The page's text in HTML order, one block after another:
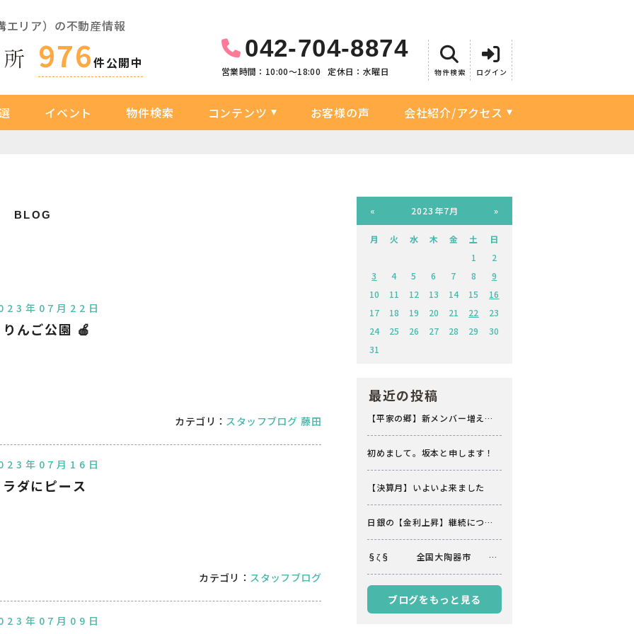
エリア）の不動産情報
976件公開中
042-704-8874
営業時間：10:00〜18:00 定休日：水曜日 物件検索 ログイン
イベント 物件検索 コンテンツ お客様の声 会社紹介/アクセス
BLOG
年07月22日
んご公園 🍎
カテゴリ： スタッフブログ 藤田
年07月16日
ダにピース
カテゴリ： スタッフブログ
年07月09日
2023年7月
月 火 水 木 金 土
日
1
2
3
4 5 6 7 8
9
10
11 12 13 14 15
16
17
18 19 20 21 22
23
24
25 26 27 28 29
30
31
« »
最近の投稿
【平家の郷】新メンバー増えま
初めまして。坂本と申します！
【決算月】いよいよ来ました
日銀の【金利上昇】継続につい
§ζ§ 全国大陶器市
ブログをもっと見る